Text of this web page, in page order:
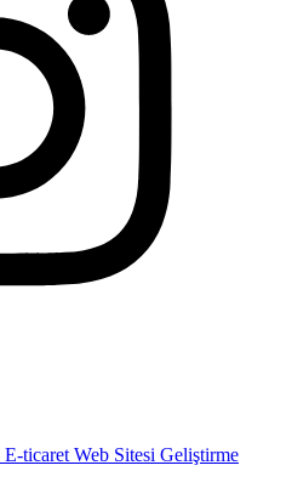
E-ticaret Web Sitesi Geliştirme